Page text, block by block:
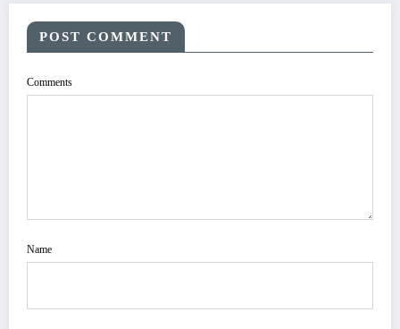
POST COMMENT
Comments
Name